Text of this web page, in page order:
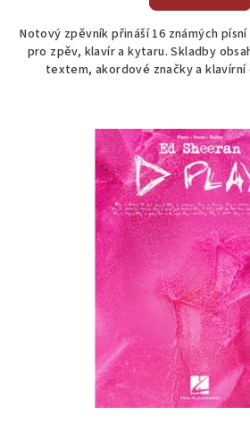
Notový zpěvník přináší 16 známých
pro zpěv, klavír a kytaru. Skladby
textem, akordové značky a